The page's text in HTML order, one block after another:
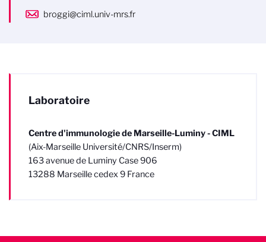
broggi@ciml.univ-mrs.fr
Laboratoire
Centre d'immunologie de Marseille-Luminy - CIML
(Aix-Marseille Université/CNRS/Inserm)
163 avenue de Luminy Case 906
13288 Marseille cedex 9 France